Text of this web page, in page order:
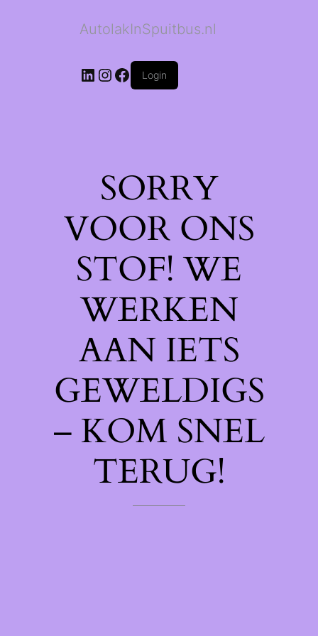
AutolakInSpuitbus.nl
LinkedIn
Instagram
Facebook
Login
SORRY
VOOR ONS
STOF! WE
WERKEN
AAN IETS
GEWELDIGS
– KOM SNEL
TERUG!